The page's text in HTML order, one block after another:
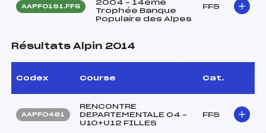
AAPF0191.FFS
2004 – 14ème
Trophée Banque
Populaire des Alpes
FFS
Résultats Alpin 2014
Codex Course Cat.
AAPF0481
RENCONTRE
DEPARTEMENTALE 04 –
U10+U12 FILLES
FFS